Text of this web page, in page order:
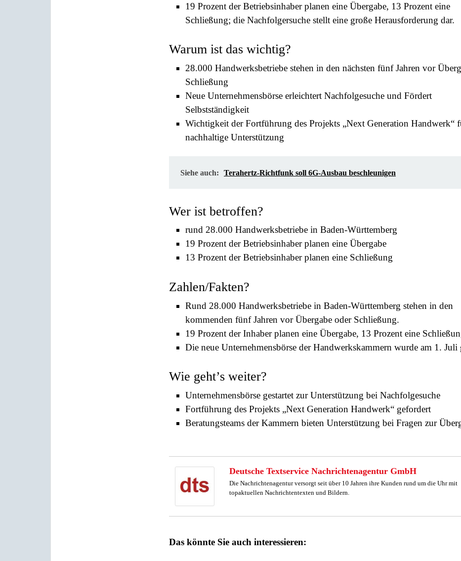
19 Prozent der Betriebsinhaber planen eine Übergabe, 13 Prozent eine
Schließung; die Nachfolgersuche stellt eine große Herausforderung dar.
Warum ist das wichtig?
28.000 Handwerksbetriebe stehen in den nächsten fünf Jahren vor
Schließung
Neue Unternehmensbörse erleichtert Nachfolgesuche und Fördert
Selbstständigkeit
Wichtigkeit der Fortführung des Projekts „Next Generation Handwerk“
nachhaltige Unterstützung
Siehe auch: Terahertz-Richtfunk soll 6G-Ausbau beschleunigen
Wer ist betroffen?
rund 28.000 Handwerksbetriebe in Baden-Württemberg
19 Prozent der Betriebsinhaber planen eine Übergabe
13 Prozent der Betriebsinhaber planen eine Schließung
Zahlen/Fakten?
Rund 28.000 Handwerksbetriebe in Baden-Württemberg stehen in den
kommenden fünf Jahren vor Übergabe oder Schließung.
19 Prozent der Inhaber planen eine Übergabe, 13 Prozent eine
Die neue Unternehmensbörse der Handwerkskammern wurde am 1. Juli
Wie geht’s weiter?
Unternehmensbörse gestartet zur Unterstützung bei Nachfolgesuche
Fortführung des Projekts „Next Generation Handwerk“ gefordert
Beratungsteams der Kammern bieten Unterstützung bei Fragen zur
Deutsche Textservice Nachrichtenagentur GmbH
Die Nachrichtenagentur versorgt seit über 10 Jahren ihre Kunden rund um die Uhr mit
topaktuellen Nachrichtentexten und Bildern.
Das könnte Sie auch interessieren: